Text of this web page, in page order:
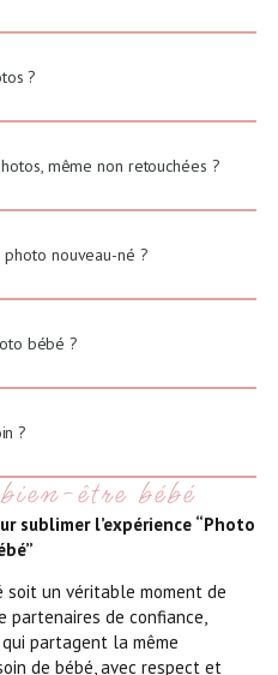
?
même non retouchées ?
photo nouveau-né ?
bébé ?
?
être bébé
sublimer l’expérience “Photo
soit un véritable moment de
partenaires de confiance,
partagent la même
de bébé, avec respect et